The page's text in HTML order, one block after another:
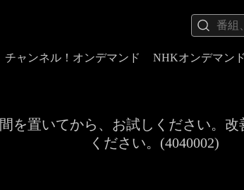
チャンネル！オンデマンド NHKオンデマンド
を置いてから、お試しください。
ください。(4040002)